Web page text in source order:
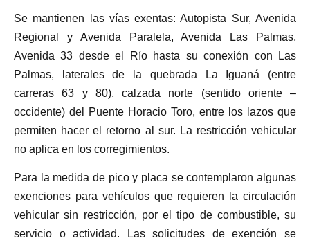
Se mantienen las vías exentas: Autopista Sur, Avenida
Regional y Avenida Paralela, Avenida Las Palmas,
Avenida 33 desde el Río hasta su conexión con Las
Palmas, laterales de la quebrada La Iguaná (entre
carreras 63 y 80), calzada norte (sentido oriente –
occidente) del Puente Horacio Toro, entre los lazos que
permiten hacer el retorno al sur. La restricción vehicular
no aplica en los corregimientos.
Para la medida de pico y placa se contemplaron algunas
exenciones para vehículos que requieren la circulación
vehicular sin restricción, por el tipo de combustible, su
servicio o actividad. Las solicitudes de exención se